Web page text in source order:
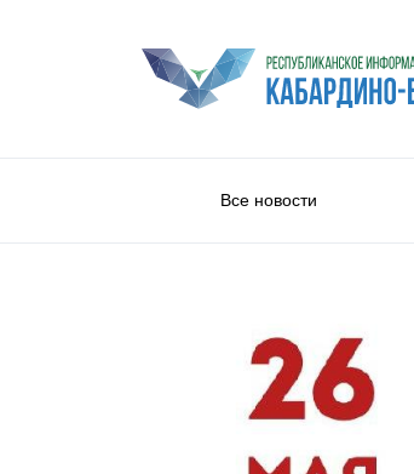
Все новости
Общество